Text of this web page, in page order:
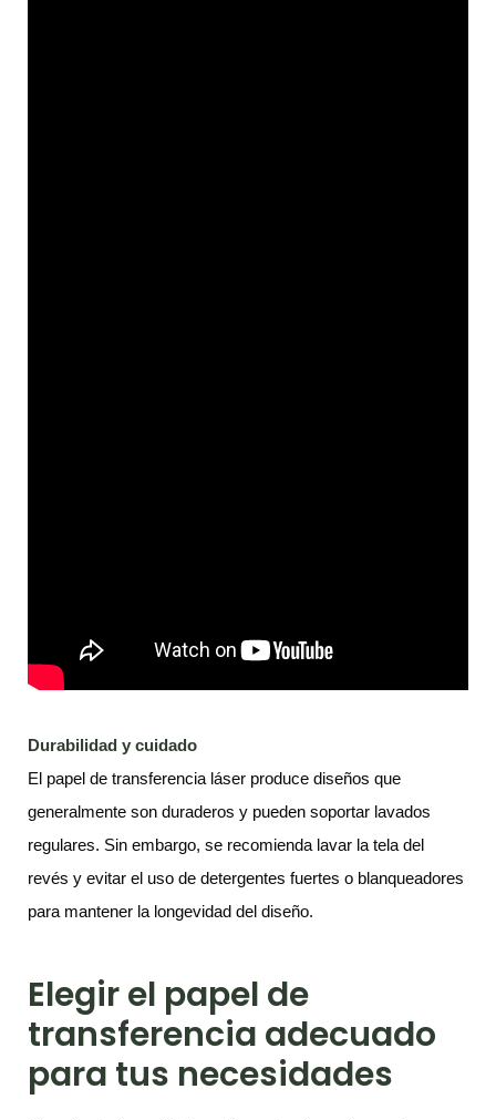
Durabilidad y cuidado
El papel de transferencia láser produce diseños que
generalmente son duraderos y pueden soportar lavados
regulares. Sin embargo, se recomienda lavar la tela del
revés y evitar el uso de detergentes fuertes o blanqueadores
para mantener la longevidad del diseño.
Elegir el papel de
transferencia adecuado
para tus necesidades